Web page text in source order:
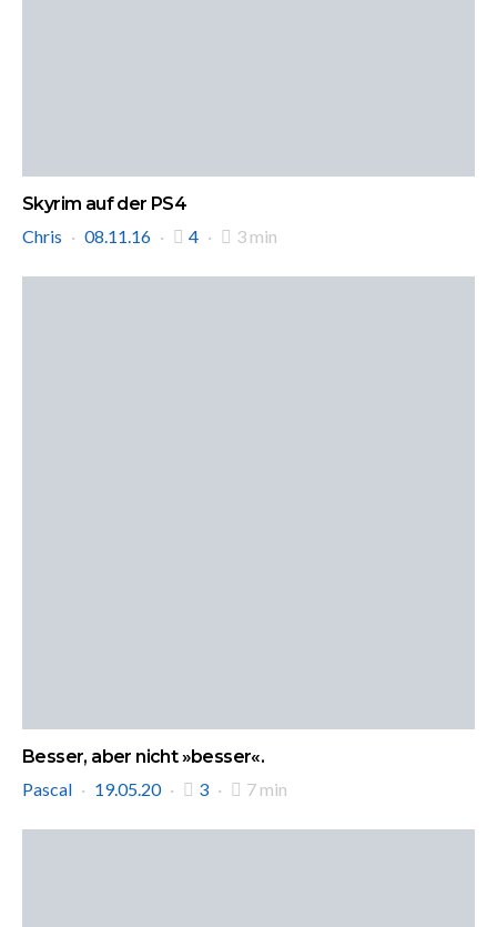
Skyrim auf der PS4
Chris
08.11.16 4 3 min
Besser, aber nicht »besser«.
Pascal
19.05.20 3 7 min